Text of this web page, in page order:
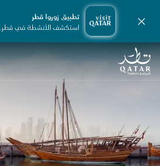
تطبيق زوروا قطر
استكشف الأنشطة في قطر.
إغلاق الإشعارات
الصفحة الرئيسية لموقع VisitQatar